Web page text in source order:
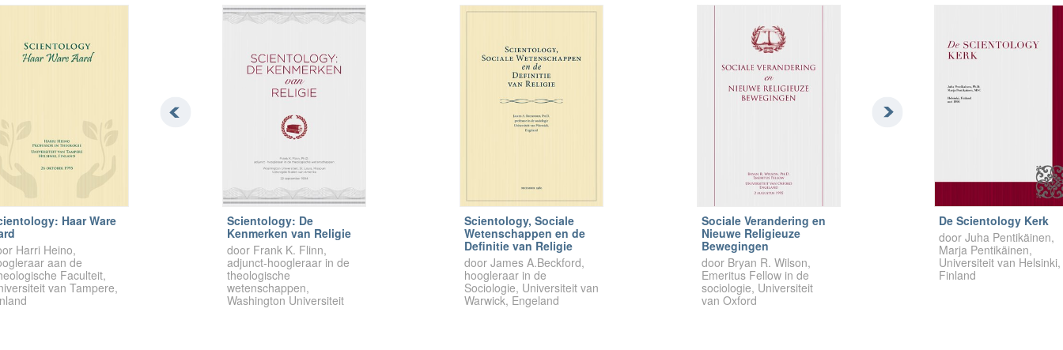
Haar Ware
Harri Heino,
aan de
Faculteit,
van Tampere,
Scientology: De
Kenmerken van Religie
door Frank K. Flinn,
adjunct-hoogleraar in de
theologische
wetenschappen,
Washington Universiteit
Scientology, Sociale
Wetenschappen en de
Definitie van Religie
door James A.Beckford,
hoogleraar in de
Sociologie, Universiteit van
Warwick, Engeland
Sociale Verandering en
Nieuwe Religieuze
Bewegingen
door Bryan R. Wilson,
Emeritus Fellow in de
sociologie, Universiteit
van Oxford
De Scientology Kerk
door Juha Pentikäinen,
Marja Pentikäinen,
Universiteit van Helsinki,
Finland